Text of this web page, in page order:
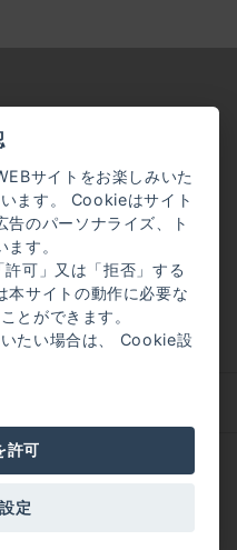
サイトをお楽しみいた
ます。 Cookieはサイト
告のパーソナライズ、ト
す。
可」又は「拒否」する
本サイトの動作に必要な
とができます。
たい場合は、 Cookie設
許可
定